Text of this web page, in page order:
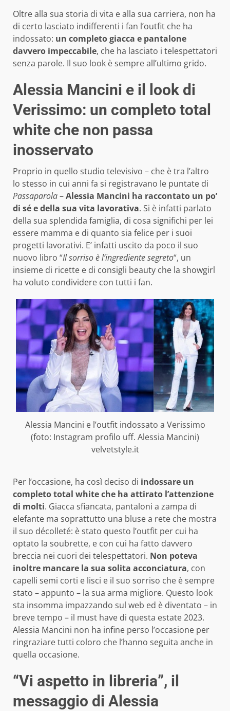
Oltre alla sua storia di vita e alla sua carriera, non ha
di certo lasciato indifferenti i fan l’outfit che ha
indossato: un completo giacca e pantalone
davvero impeccabile, che ha lasciato i telespettatori
senza parole. Il suo look è sempre all’ultimo grido.
Alessia Mancini e il look di
Verissimo: un completo total
white che non passa
inosservato
Proprio in quello studio televisivo – che è tra l’altro
lo stesso in cui anni fa si registravano le puntate di
Passaparola–Alessia Mancini ha raccontato un po’
di sé e della sua vita lavorativa. Si è infatti parlato
della sua splendida famiglia, di cosa significhi per lei
essere mamma e di quanto sia felice per i suoi
progetti lavorativi. E’ infatti uscito da poco il suo
nuovo libro “Il sorriso è l’ingrediente segreto“, un
insieme di ricette e di consigli beauty che la showgirl
ha voluto condividere con tutti i fan.
Alessia Mancini e l’outfit indossato a Verissimo
(foto: Instagram profilo uff. Alessia Mancini)
velvetstyle.it
Per l’occasione, ha così deciso di indossare un
completo total white che ha attirato l’attenzione
di molti. Giacca sfiancata, pantaloni a zampa di
elefante ma soprattutto una bluse a rete che mostra
il suo décolleté: è stato questo l’outfit per cui ha
optato la soubrette, e con cui ha fatto davvero
breccia nei cuori dei telespettatori. Non poteva
inoltre mancare la sua solita acconciatura, con
capelli semi corti e lisci e il suo sorriso che è sempre
stato – appunto – la sua arma migliore. Questo look
sta insomma impazzando sul web ed è diventato – in
breve tempo – il must have di questa estate 2023.
Alessia Mancini non ha infine perso l’occasione per
ringraziare tutti coloro che l’hanno seguita anche in
quella occasione.
“Vi aspetto in libreria”, il
messaggio di Alessia